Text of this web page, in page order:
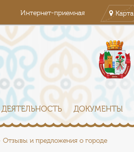
Интернет-приемная Карта
ДЕЯТЕЛЬНОСТЬ ДОКУМЕНТЫ
Отзывы и предложения о городе